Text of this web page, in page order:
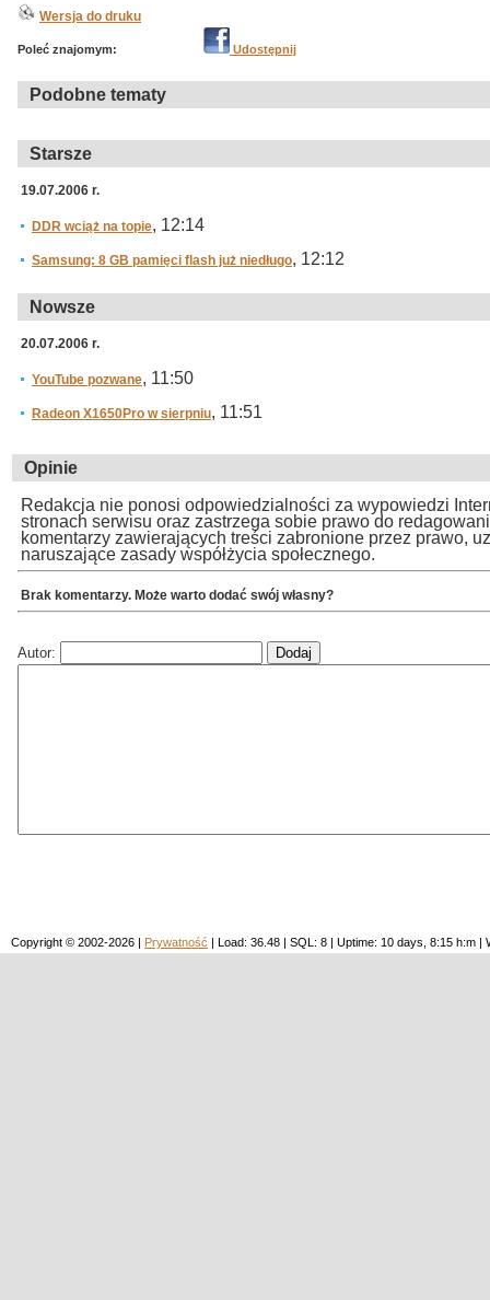
Wersja do druku
Poleć znajomym: Udostępnij
Podobne tematy
Starsze
19.07.2006 r.
DDR wciąż na topie, 12:14
Samsung: 8 GB pamięci flash już niedługo, 12:12
Nowsze
20.07.2006 r.
YouTube pozwane, 11:50
Radeon X1650Pro w sierpniu, 11:51
Opinie
Redakcja nie ponosi odpowiedzialności za wypowiedzi
stronach serwisu oraz zastrzega sobie prawo do
komentarzy zawierających treści zabronione przez prawo,
naruszające zasady współżycia społecznego.
Brak komentarzy. Może warto dodać swój własny?
Autor:
Copyright © 2002-2026 | Prywatność | Load: 36.48 | SQL: 8 | Uptime: 10 days, 8:15 h:m